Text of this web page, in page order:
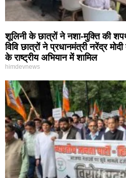
शूलिनी के छात्रों ने नशा-मुक्ति की
विवि छात्रों ने प्रधानमंत्री नरेंद्र
के राष्ट्रीय अभियान में शामिल
himdevnews